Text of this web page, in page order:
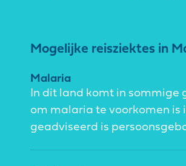
Mogelijke reisziektes in
Malaria
In dit land komt in sommige
om malaria te voorkomen is
geadviseerd is